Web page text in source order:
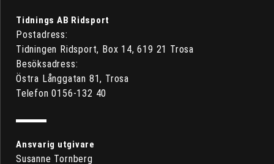
Tidnings AB Ridsport
Postadress:
Tidningen Ridsport, Box 14, 619 21 Trosa
Besöksadress:
Östra Långgatan 81, Trosa
Telefon 0156-132 40
Ansvarig utgivare
Susanne Tornberg